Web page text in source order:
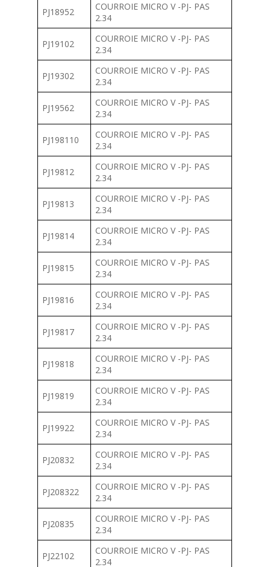
PJ18952
COURROIE MICRO V -PJ- PAS
2.34
PJ19102
COURROIE MICRO V -PJ- PAS
2.34
PJ19302
COURROIE MICRO V -PJ- PAS
2.34
PJ19562
COURROIE MICRO V -PJ- PAS
2.34
PJ198110
COURROIE MICRO V -PJ- PAS
2.34
PJ19812
COURROIE MICRO V -PJ- PAS
2.34
PJ19813
COURROIE MICRO V -PJ- PAS
2.34
PJ19814
COURROIE MICRO V -PJ- PAS
2.34
PJ19815
COURROIE MICRO V -PJ- PAS
2.34
PJ19816
COURROIE MICRO V -PJ- PAS
2.34
PJ19817
COURROIE MICRO V -PJ- PAS
2.34
PJ19818
COURROIE MICRO V -PJ- PAS
2.34
PJ19819
COURROIE MICRO V -PJ- PAS
2.34
PJ19922
COURROIE MICRO V -PJ- PAS
2.34
PJ20832
COURROIE MICRO V -PJ- PAS
2.34
PJ208322
COURROIE MICRO V -PJ- PAS
2.34
PJ20835
COURROIE MICRO V -PJ- PAS
2.34
PJ22102
COURROIE MICRO V -PJ- PAS
2.34